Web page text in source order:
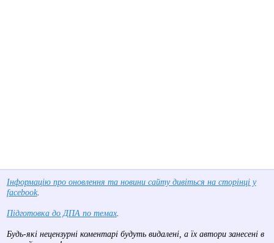
Інформацію про оновлення та новини сайту дивіться на сторінці у
facebook.
Підготовка до ДПА по темах.
Будь-які нецензурні коментарі будуть видалені, а їх автори занесені в